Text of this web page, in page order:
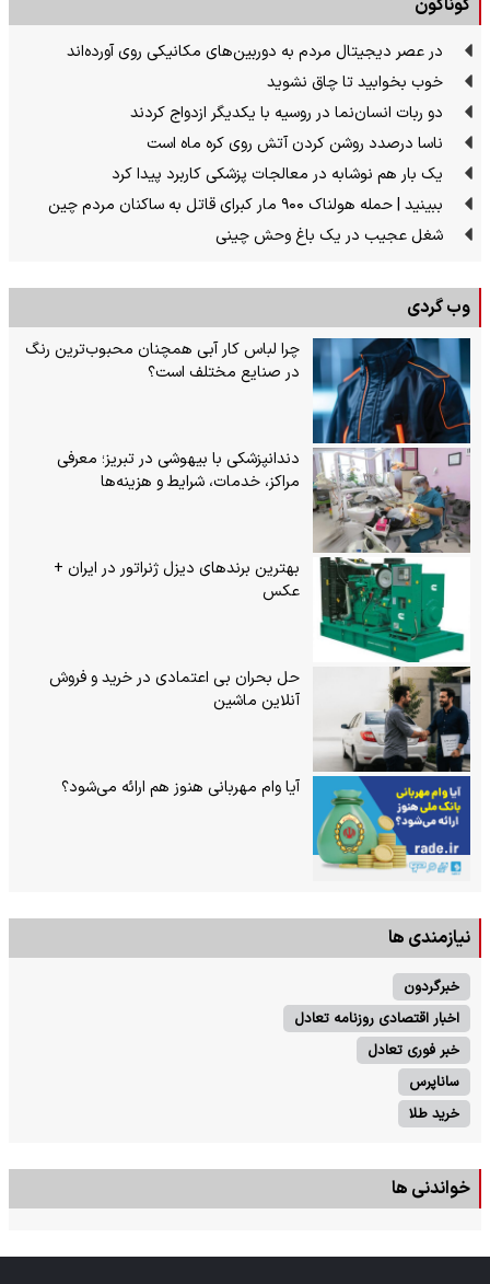
در عصر دیجیتال مردم به دوربین‌های مکانیکی روی آورده‌اند
خوب بخوابید تا چاق نشوید
دو ربات انسان‌نما در روسیه با یکدیگر ازدواج کردند
ناسا درصدد روشن کردن آتش روی کره ماه است
یک بار هم نوشابه در معالجات پزشکی کاربرد پیدا کرد
ببینید | حمله هولناک ۹۰۰ مار کبرای قاتل به ساکنان مردم چین
شغل عجیب در یک باغ وحش چینی
وب گردی
چرا لباس کار آبی همچنان محبوب‌ترین رنگ
در صنایع مختلف است؟
دندانپزشکی با بیهوشی در تبریز؛ معرفی
مراکز، خدمات، شرایط و هزینه‌ها
بهترین برندهای دیزل ژنراتور در ایران +
عکس
حل بحران بی‌ اعتمادی در خرید و فروش
آنلاین ماشین
آیا وام مهربانی هنوز هم ارائه می‌شود؟
نیازمندی ها
خبرگردون
اخبار اقتصادی روزنامه تعادل
خبر فوری تعادل
ساناپرس
خرید طلا
خواندنی ها